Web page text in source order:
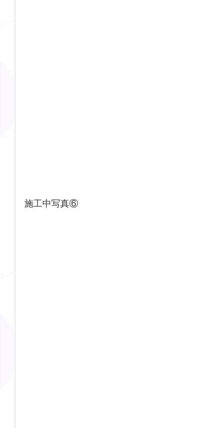
施工中写真⑥